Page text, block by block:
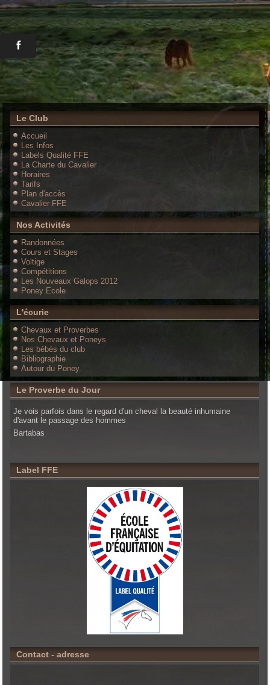
Le Club
Accueil
Les Infos
Labels Qualité FFE
La Charte du Cavalier
Horaires
Tarifs
Plan d'accès
Cavalier FFE
Nos Activités
Randonnées
Cours et Stages
Voltige
Compétitions
Les Nouveaux Galops 2012
Poney Ecole
L'écurie
Chevaux et Proverbes
Nos Chevaux et Poneys
Les bébés du club
Bibliographie
Autour du Poney
Le Proverbe du Jour
Je vois parfois dans le regard d'un cheval la beauté inhumaine
d'avant le passage des hommes
Bartabas
Label FFE
Contact - adresse